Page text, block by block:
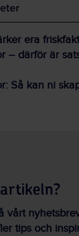
era
– därför är
Så kan ni
vårt
tips och